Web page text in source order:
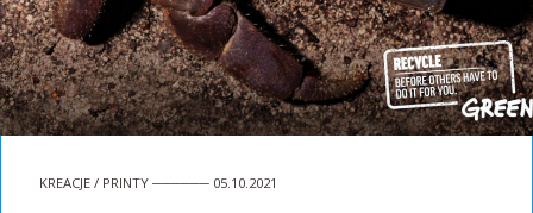
KREACJE / PRINTY ────── 05.10.2021